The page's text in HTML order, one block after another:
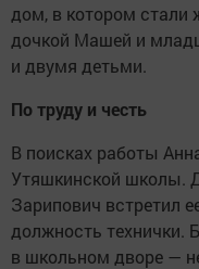
дом, в котором стали
дочкой Машей и
и двумя детьми.
По труду и честь
В поисках работы
Утяшкинской школы.
Зарипович встретил
должность технички.
в школьном дворе —